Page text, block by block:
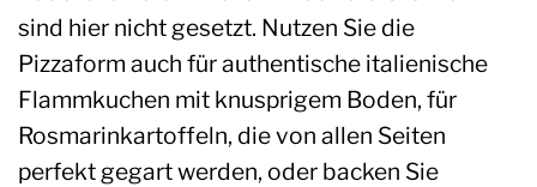
sind hier nicht gesetzt. Nutzen Sie die
Pizzaform auch für authentische italienische
Flammkuchen mit knusprigem Boden, für
Rosmarinkartoffeln, die von allen Seiten
perfekt gegart werden, oder backen Sie